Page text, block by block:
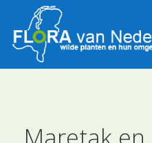
Plantensoorten